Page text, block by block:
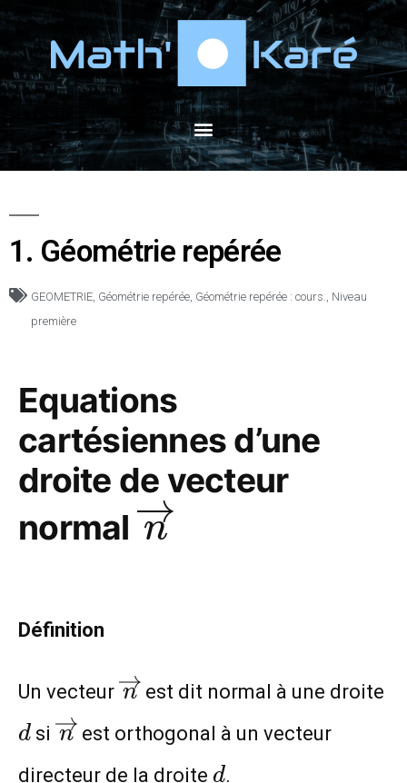
1. Géométrie repérée
GEOMETRIE, Géométrie repérée, Géométrie repérée : cours., Niveau
première
Equations
cartésiennes d’une
droite de vecteur
normal n
Définition
Un vecteur \overrightarrow{n}
n est dit normal à une droite
d si \overrightarrow{n}
n est orthogonal à un vecteur
directeur de la droite d
d.